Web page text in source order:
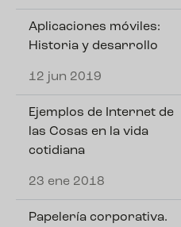
Aplicaciones móviles:
Historia y desarrollo
12 jun 2019
Ejemplos de Internet de
las Cosas en la vida
cotidiana
23 ene 2018
Papelería corporativa.